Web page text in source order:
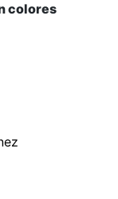
colores